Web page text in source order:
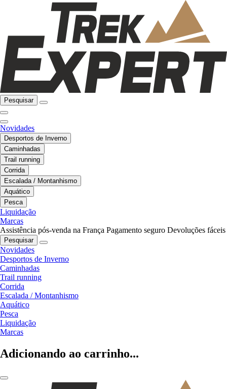
Pesquisar
Novidades
Desportos de Inverno
Caminhadas
Trail running
Corrida
Escalada / Montanhismo
Aquático
Pesca
Liquidação
Marcas
Assistência pós-venda na França Pagamento seguro Devoluções fáceis
Pesquisar
Novidades
Desportos de Inverno
Caminhadas
Trail running
Corrida
Escalada / Montanhismo
Aquático
Pesca
Liquidação
Marcas
Adicionando ao carrinho...